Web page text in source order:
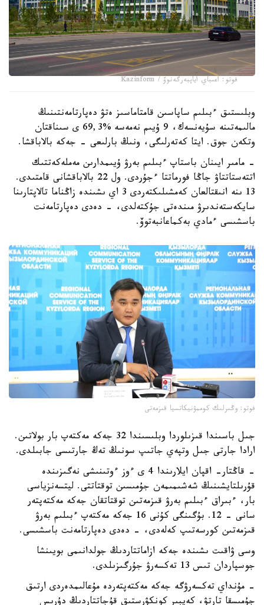
فوتو: اعىباي اياپبەرگەنوۆ / Kazinform
وبلىستىق ءبىلىم ساپاسىن قامتاماسىز ەتۋ دەپارتامەنتىنىڭ
مالىمەتىنە سۇيەنسەك، 9 ۇيىم نەمەسە %69,3 ى سىناقتان
وتكەن جوق. ايتا كەتەرلىگى، ونىڭ بارلىعى - جەكە بالاباقشا.
- مامىر ايىنان باستاپ ءبىلىم بەرۋ ۇيىمدارىن مەملەكەتتىك
اتتەستاتتاۋ جاڭا فورماتتا ءجۇردى. ول 22 بالاباقشانى قامتىدى.
13 ىنە انىقتالعان كەمشىلىكتەردى 3 اي ىشىندە زاڭناما تالاپتارىنا
سايكەستەندىرۋ مىندەتى جۇكتەلدى، - دەدى دەپارتامەنت
باسشىسى ءمادي بەكماعانبەتوۆ.
فوتو: وڭىرلىك كوممۋنيكاتسيا قىزمەتى
جىل باسىندا قىزىلوردا وبلىسىندا 32 جەكە مەكتەپ بار بولاتىن.
ارادا جارتى جىل وتپەي جاتىپ سونىڭ تەڭ جارتىسى جابىلدى.
- قاڭتار- اقپان ايلارىندا 4 ى ءوز ءوتىنىشى نەگىزىندە
قۇرىلتايشىنىڭ شەشىمىمەن جۇمىسىن توقتاتتى. ليتسەنزياسى
بار، ءبىراق ءبىلىم بەرۋ قىزمەتىن توقتاتقان جەكە مەكتەپتەر
سانى - 12. بۇگىنگى كۇنى 16 جەكە مەكتەپ ءبىلىم بەرۋ
قىزمەتىن كورسەتىپ كەلەدى، - دەدى دەپارتامەنت باسشىسى.
وسى ۋاقىت ىشىندە جەكە ازاماتتاردىڭ جولدانىمى بويىنشا
جوسپاردان تىس 13 تەكسەرۋ جۇرگىزىلدى.
- مۇنداي تەكسەرۋگە جەكە مەكتەپتەردە مۇعالىمدەردى ارتىق